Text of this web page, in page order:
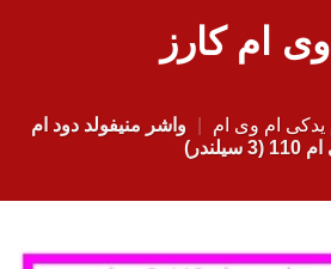
وی ام کارز
یدکی ام وی ام
واشر منیفولد دود ام
(3 سیلندر)